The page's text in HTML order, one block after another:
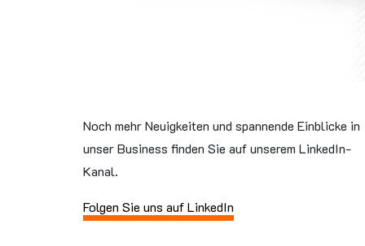
Noch mehr Neuigkeiten und spannende Einblicke in
unser Business finden Sie auf unserem LinkedIn-
Kanal.
Folgen Sie uns auf LinkedIn